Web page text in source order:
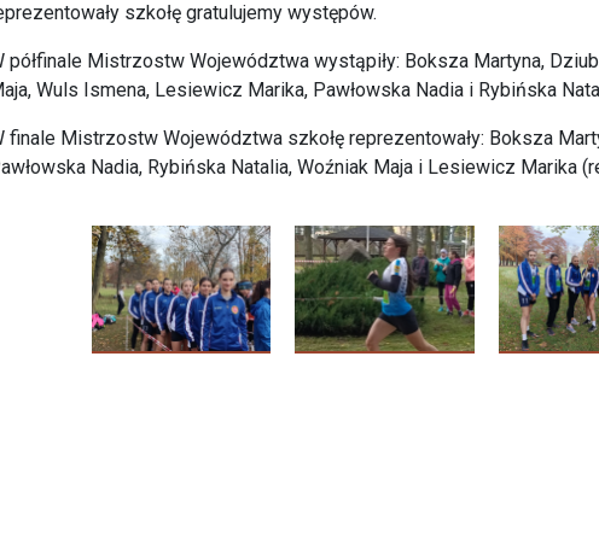
szkołę gratulujemy występów.
półfinale Mistrzostw Województwa wystąpiły: Boksza Martyna,
Wuls Ismena, Lesiewicz Marika, Pawłowska Nadia i Rybińska
finale Mistrzostw Województwa szkołę reprezentowały: Boksza
Nadia, Rybińska Natalia, Woźniak Maja i Lesiewicz Marika